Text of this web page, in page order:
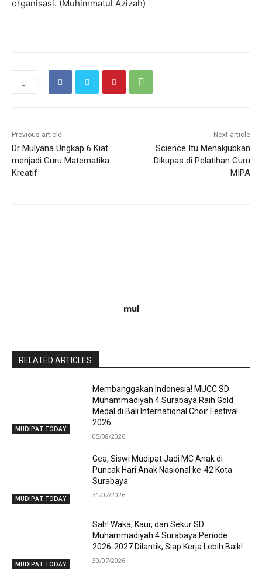
organisasi. (Muhimmatul Azizah)
Previous article
Dr Mulyana Ungkap 6 Kiat
menjadi Guru Matematika
Kreatif
Next article
Science Itu Menakjubkan
Dikupas di Pelatihan Guru
MIPA
mul
RELATED ARTICLES
MUDIPAT TODAY
Membanggakan Indonesia! MUCC SD
Muhammadiyah 4 Surabaya Raih Gold
Medal di Bali International Choir Festival
2026
05/08/2026
MUDIPAT TODAY
Gea, Siswi Mudipat Jadi MC Anak di
Puncak Hari Anak Nasional ke-42 Kota
Surabaya
31/07/2026
MUDIPAT TODAY
Sah! Waka, Kaur, dan Sekur SD
Muhammadiyah 4 Surabaya Periode
2026-2027 Dilantik, Siap Kerja Lebih Baik!
30/07/2026